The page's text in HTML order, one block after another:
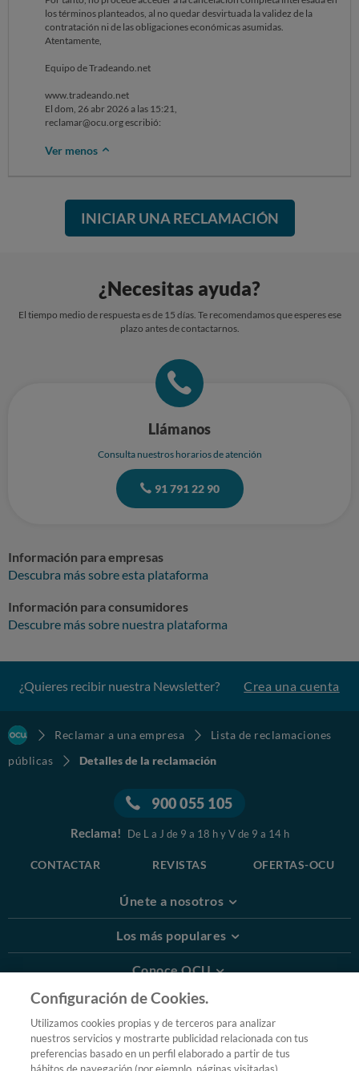
los términos planteados, al no quedar desvirtuada la validez de la
contratación ni de las obligaciones económicas asumidas.
Atentamente,
Equipo de Tradeando.net
www.tradeando.net
El dom, 26 abr 2026 a las 15:21,
reclamar@ocu.org escribió:
Ver menos
INICIAR UNA RECLAMACIÓN
¿Necesitas ayuda?
El tiempo medio de respuesta es de 15 días. Te recomendamos que esperes ese
plazo antes de contactarnos.
Llámanos
Consulta nuestros horarios de atención
91 791 22 90
Información para empresas
Descubra más sobre esta plataforma
Información para consumidores
Descubre más sobre nuestra plataforma
¿Quieres recibir nuestra Newsletter? Crea una cuenta
Reclamar a una empresa
Lista de reclamaciones
públicas
Detalles de la reclamación
900 055 105
Reclama! De L a J de 9 a 18 h y V de 9 a 14 h
CONTACTAR REVISTAS OFERTAS-OCU
Únete a nosotros
Los más populares
Conoce OCU
Más Información
© 2026 OCU
Condiciones generales de contratación de OCU
Configuración de Cookies.
Utilizamos cookies propias y de terceros para analizar
nuestros servicios y mostrarte publicidad relacionada con tus
preferencias basado en un perfil elaborado a partir de tus